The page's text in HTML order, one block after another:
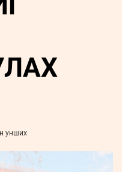
Нэвтрэх
унших